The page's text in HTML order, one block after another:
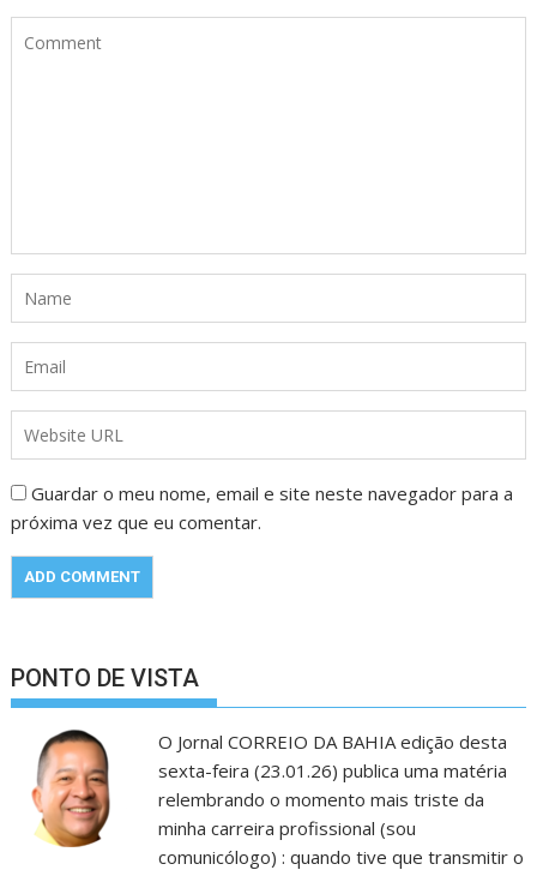
Guardar o meu nome, email e site neste navegador para a
próxima vez que eu comentar.
PONTO DE VISTA
O Jornal CORREIO DA BAHIA edição desta
sexta-feira (23.01.26) publica uma matéria
relembrando o momento mais triste da
minha carreira profissional (sou
comunicólogo) : quando tive que transmitir o